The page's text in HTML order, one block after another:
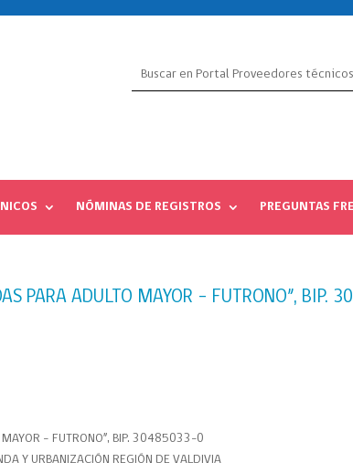
NÓMINAS DE REGISTROS PREGUNTAS
PARA ADULTO MAYOR – FUTRONO”, BIP.
MAYOR – FUTRONO”, BIP. 30485033-0
Y URBANIZACIÓN REGIÓN DE VALDIVIA